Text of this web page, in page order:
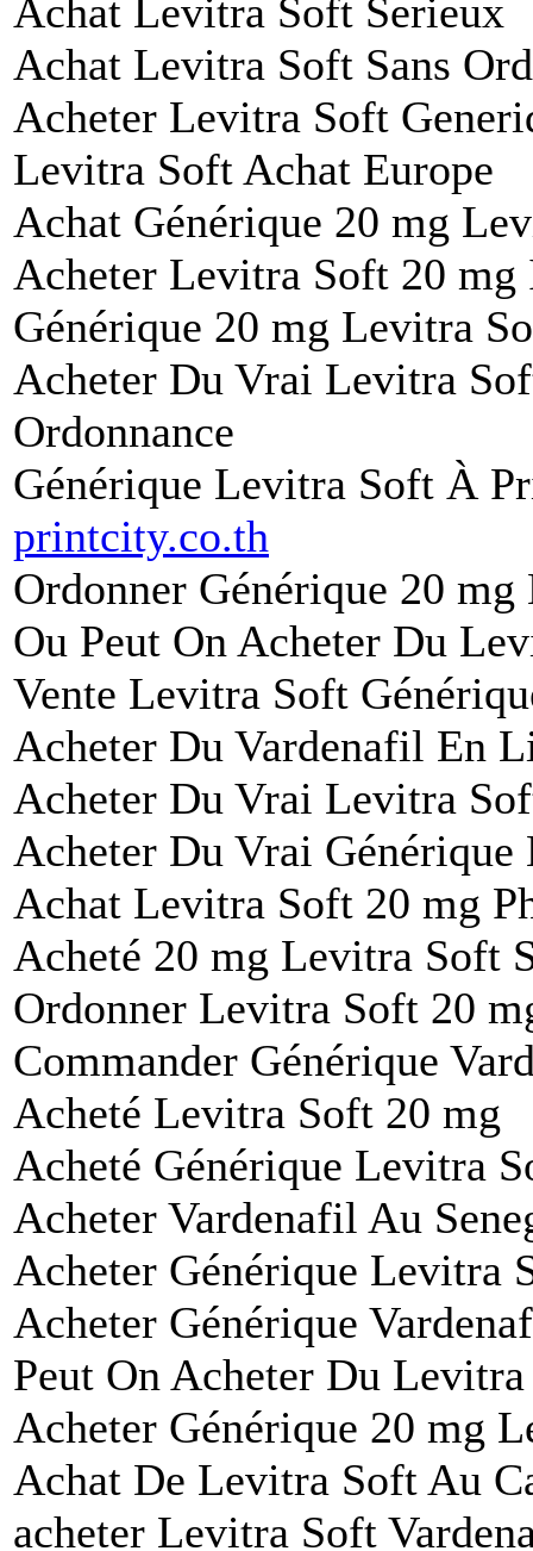
Achat Levitra Soft Serieux
Achat Levitra Soft Sans
Acheter Levitra Soft
Levitra Soft Achat Europe
Achat Générique 20 mg
Acheter Levitra Soft 20 mg
Générique 20 mg Levitra
Acheter Du Vrai Levitra
Ordonnance
Générique Levitra Soft À
printcity.co.th
Ordonner Générique 20
Ou Peut On Acheter Du
Vente Levitra Soft
Acheter Du Vardenafil En
Acheter Du Vrai Levitra
Acheter Du Vrai
Achat Levitra Soft 20 mg
Acheté 20 mg Levitra Soft
Ordonner Levitra Soft 20
Commander Générique
Acheté Levitra Soft 20 mg
Acheté Générique Levitra
Acheter Vardenafil Au
Acheter Générique Levitra
Acheter Générique
Peut On Acheter Du
Acheter Générique 20 mg
Achat De Levitra Soft Au
acheter Levitra Soft